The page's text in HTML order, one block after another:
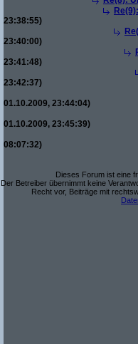
23:38:55)
23:40:00)
23:41:48)
23:42:37)
01.10.2009, 23:44:04)
01.10.2009, 23:45:39)
08:07:32)
Dieses Forum ist eine
Der Betreiber übernimmt keine
Recht vor, Beiträge mit